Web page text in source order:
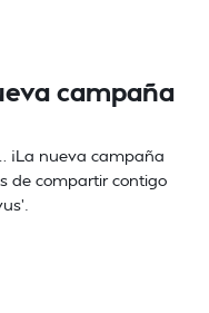
campaña
¡La nueva campaña
de compartir contigo